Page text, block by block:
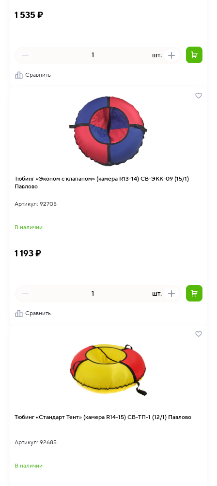
1 535 ₽
шт.
Сравнить
Тюбинг «Эконом с клапаном» (камера R13-14) СВ-ЭКК-09 (15/1)
Павлово
Артикул: 92705
В наличии
1 193 ₽
шт.
Сравнить
Тюбинг «Стандарт Тент» (камера R14-15) СВ-ТП-1 (12/1) Павлово
Артикул: 92685
В наличии